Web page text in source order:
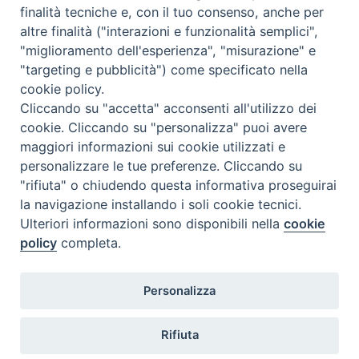
Si ricorda che coloro che intendono sostenere l’esame di Laurea
mercoledì 15 apriledevono comunicarlo in Segreteriaentro il 5
marzocompilando e consegnando in segreteria l’apposito
modulo di “Iscrizione all’esame di grado“.
Orario corsi Convegno
via Dominioni, 4 - 28100 Novara
finalità tecniche e, con il tuo consenso, anche per
altre finalità ("interazioni e funzionalità semplici",
"miglioramento dell'esperienza", "misurazione" e
"targeting e pubblicità") come specificato nella
cookie policy.
Cliccando su "accetta" acconsenti all'utilizzo dei
cookie. Cliccando su "personalizza" puoi avere
maggiori informazioni sui cookie utilizzati e
personalizzare le tue preferenze. Cliccando su
"rifiuta" o chiudendo questa informativa proseguirai
la navigazione installando i soli cookie tecnici.
Ulteriori informazioni sono disponibili nellacookie
policy completa.
Personalizza
Rifiuta